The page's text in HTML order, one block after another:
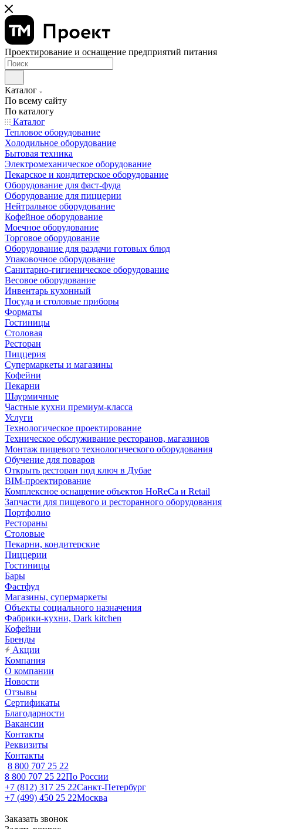
Проектирование и оснащение предприятий питания
Каталог
По всему сайту
По каталогу
Каталог
Тепловое оборудование
Холодильное оборудование
Бытовая техника
Электромеханическое оборудование
Пекарское и кондитерское оборудование
Оборудование для фаст-фуда
Оборудование для пиццерии
Нейтральное оборудование
Кофейное оборудование
Моечное оборудование
Торговое оборудование
Оборудование для раздачи готовых блюд
Упаковочное оборудование
Санитарно-гигиеническое оборудование
Весовое оборудование
Инвентарь кухонный
Посуда и столовые приборы
Форматы
Гостиницы
Столовая
Ресторан
Пиццерия
Супермаркеты и магазины
Кофейни
Пекарни
Шаурмичные
Частные кухни премиум-класса
Услуги
Технологическое проектирование
Техническое обслуживание ресторанов, магазинов
Монтаж пищевого технологического оборудования
Обучение для поваров
Открыть ресторан под ключ в Дубае
BIM-проектирование
Комплексное оснащение объектов HoReCa и Retail
Запчасти для пищевого и ресторанного оборудования
Портфолио
Рестораны
Столовые
Пекарни, кондитерские
Пиццерии
Гостиницы
Бары
Фастфуд
Магазины, супермаркеты
Объекты социального назначения
Фабрики-кухни, Dark kitchen
Кофейни
Бренды
Акции
Компания
О компании
Новости
Отзывы
Сертификаты
Благодарности
Вакансии
Контакты
Реквизиты
Контакты
8 800 707 25 22
8 800 707 25 22По России
+7 (812) 317 25 22Санкт-Петербург
+7 (499) 450 25 22Москва
Заказать звонок